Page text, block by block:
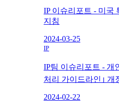
IP 이슈리포트 - 미국
지침
2024-03-25
IP
IP팀 이슈리포트 - 개
처리 가이드라인｣ 개
2024-02-22